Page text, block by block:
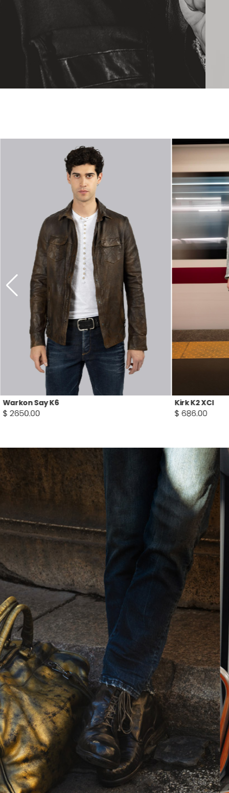
Kirk K2 XCI Zykar